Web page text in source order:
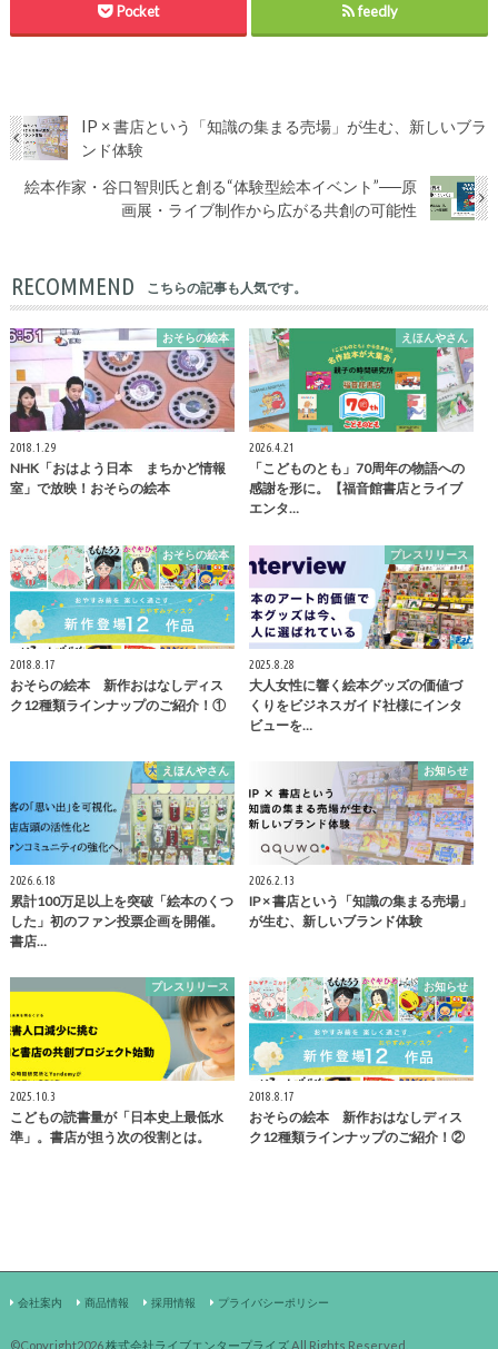
Pocket feedly
IP × 書店という「知識の集まる売場」が生む、新しいブラ
ンド体験
絵本作家・谷口智則氏と創る“体験型絵本イベント”──原
画展・ライブ制作から広がる共創の可能性
RECOMMEND こちらの記事も人気です。
おそらの絵本
2018.1.29
NHK「おはよう日本 まちかど情報
室」で放映！おそらの絵本
えほんやさん
2026.4.21
「こどものとも」70周年の物語への
感謝を形に。【福音館書店とライブ
エンタ…
おそらの絵本
2018.8.17
おそらの絵本 新作おはなしディス
ク12種類ラインナップのご紹介！①
プレスリリース
2025.8.28
大人女性に響く絵本グッズの価値づ
くりをビジネスガイド社様にインタ
ビューを…
えほんやさん
2026.6.18
累計100万足以上を突破「絵本のくつ
した」初のファン投票企画を開催。
書店…
お知らせ
2026.2.13
IP × 書店という「知識の集まる売場」
が生む、新しいブランド体験
プレスリリース
2025.10.3
こどもの読書量が「日本史上最低水
準」。書店が担う次の役割とは。
お知らせ
2018.8.17
おそらの絵本 新作おはなしディス
ク12種類ラインナップのご紹介！②
会社案内 商品情報 採用情報 プライバシーポリシー
©Copyright2026株式会社ライブエンタープライズ.All Rights Reserved.